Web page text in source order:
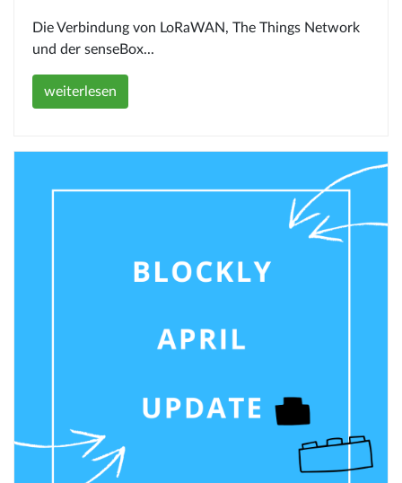
Die Verbindung von LoRaWAN, The Things Network
und der senseBox...
weiterlesen